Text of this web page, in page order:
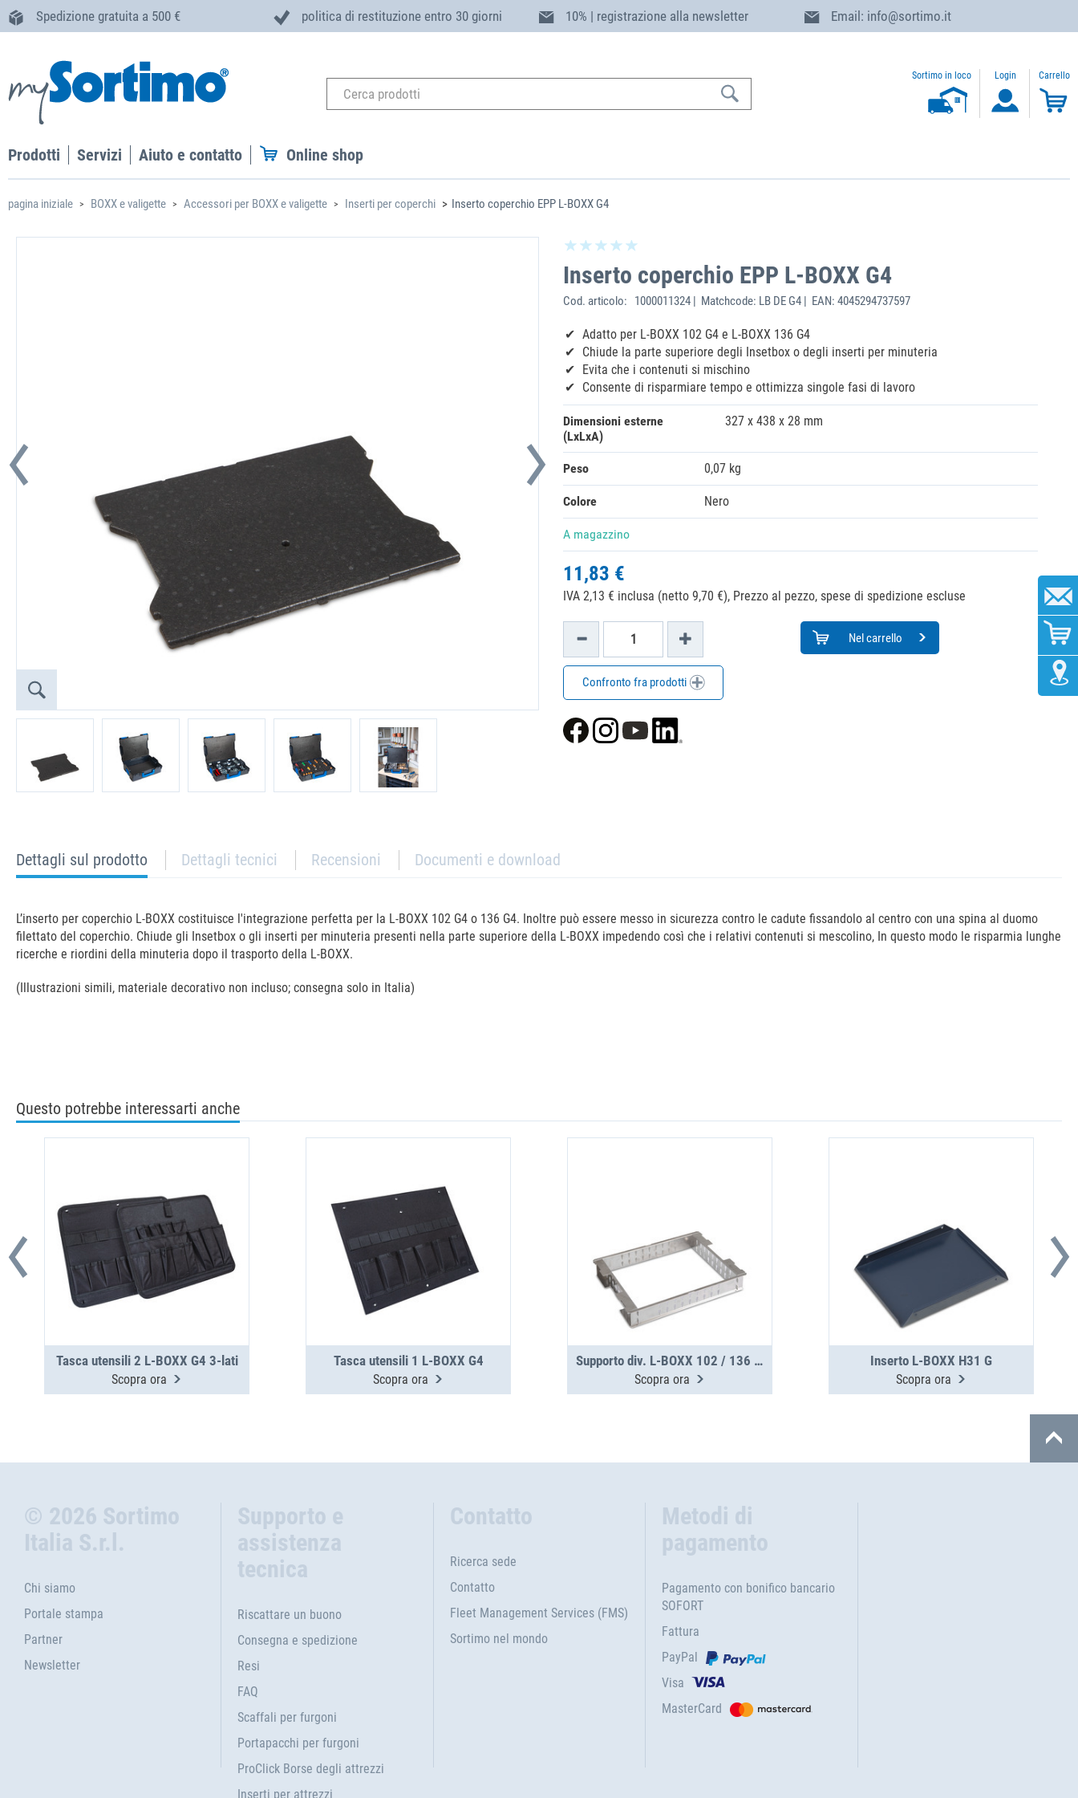
Spedizione gratuita a 500 € politica di restituzione entro 30 giorni 10% | registrazione alla newsletter Email: info@sortimo.it
Sortimo in loco Login Carrello
Prodotti Servizi Aiuto e contatto Online shop
pagina iniziale BOXX e valigette Accessori per BOXX e valigette Inserti per coperchi Inserto coperchio EPP L-BOXX G4
Inserto coperchio EPP L-BOXX G4
Cod. articolo: 1000011324 | Matchcode: LB DE G4 | EAN: 4045294737597
Adatto per L-BOXX 102 G4 e L-BOXX 136 G4
Chiude la parte superiore degli Insetbox o degli inserti per minuteria
Evita che i contenuti si mischino
Consente di risparmiare tempo e ottimizza singole fasi di lavoro
Dimensioni esterne
(LxLxA)
327 x 438 x 28 mm
Peso 0,07 kg
Colore Nero
A magazzino
11,83 €
IVA 2,13 € inclusa (netto 9,70 €), Prezzo al pezzo, spese di spedizione escluse
Nel carrello
Confronto fra prodotti
current
tab:
Dettagli sul prodotto Dettagli tecnici Recensioni Documenti e download
L’inserto per coperchio L-BOXX costituisce l'integrazione perfetta per la L-BOXX 102 G4 o 136 G4. Inoltre può essere messo in sicurezza contro le cadute fissandolo al centro con una spina al duomo
filettato del coperchio. Chiude gli Insetbox o gli inserti per minuteria presenti nella parte superiore della L-BOXX impedendo così che i relativi contenuti si mescolino, In questo modo le risparmia lunghe
ricerche e riordini della minuteria dopo il trasporto della L-BOXX.
(Illustrazioni simili, materiale decorativo non incluso; consegna solo in Italia)
Questo potrebbe interessarti anche
Tasca utensili 2 L-BOXX G4 3-lati
Scopra ora
Tasca utensili 1 L-BOXX G4
Scopra ora
Supporto div. L-BOXX 102 / 136 G4
Scopra ora
Inserto L-BOXX H31 G
Scopra ora
© 2026 Sortimo
Italia S.r.l.
Chi siamo
Portale stampa
Partner
Newsletter
Supporto e
assistenza
tecnica
Riscattare un buono
Consegna e spedizione
Resi
FAQ
Scaffali per furgoni
Portapacchi per furgoni
ProClick Borse degli attrezzi
Inserti per attrezzi
Contatto
Ricerca sede
Contatto
Fleet Management Services (FMS)
Sortimo nel mondo
Metodi di
pagamento
Pagamento con bonifico bancario
SOFORT
Fattura
PayPal
Visa
MasterCard